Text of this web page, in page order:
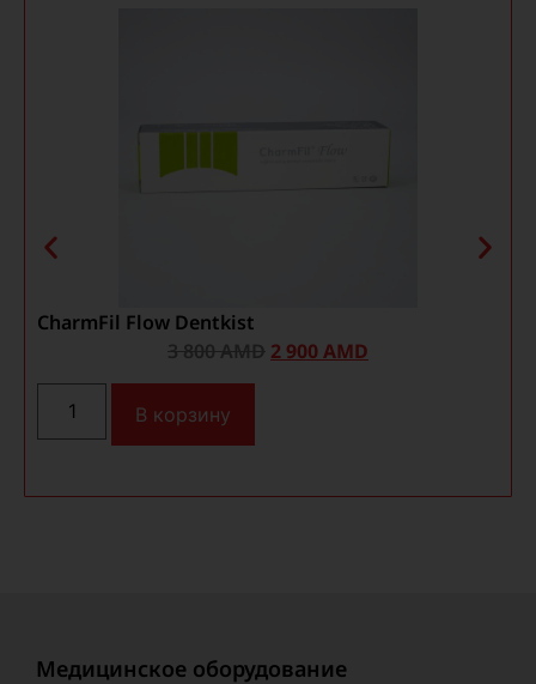
CharmFil Flow Dentkist
3 800AMD 2 900AMD
В корзину
Медицинское оборудование